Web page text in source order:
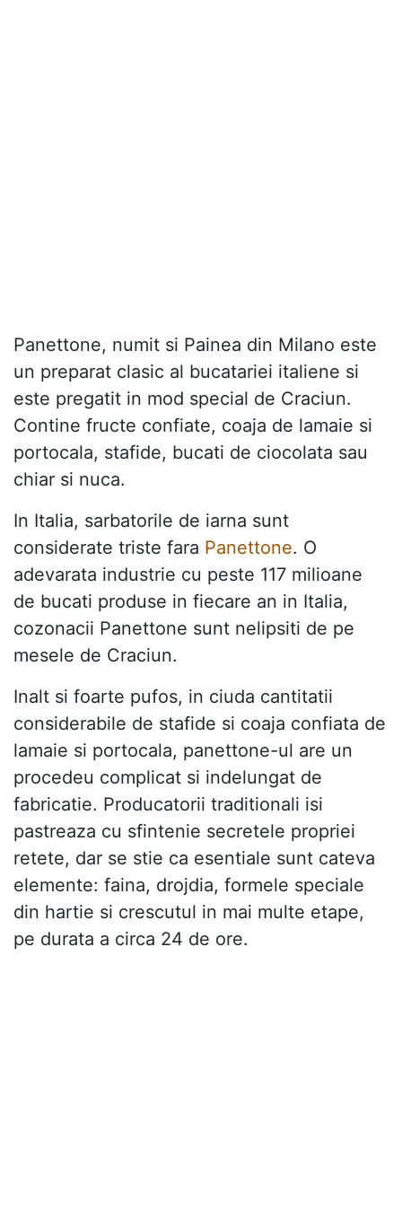
Panettone, numit si Painea din Milano este
un preparat clasic al bucatariei italiene si
este pregatit in mod special de Craciun.
Contine fructe confiate, coaja de lamaie si
portocala, stafide, bucati de ciocolata sau
chiar si nuca.
In Italia, sarbatorile de iarna sunt
considerate triste fara Panettone. O
adevarata industrie cu peste 117 milioane
de bucati produse in fiecare an in Italia,
cozonacii Panettone sunt nelipsiti de pe
mesele de Craciun.
Inalt si foarte pufos, in ciuda cantitatii
considerabile de stafide si coaja confiata de
lamaie si portocala, panettone-ul are un
procedeu complicat si indelungat de
fabricatie. Producatorii traditionali isi
pastreaza cu sfintenie secretele propriei
retete, dar se stie ca esentiale sunt cateva
elemente: faina, drojdia, formele speciale
din hartie si crescutul in mai multe etape,
pe durata a circa 24 de ore.